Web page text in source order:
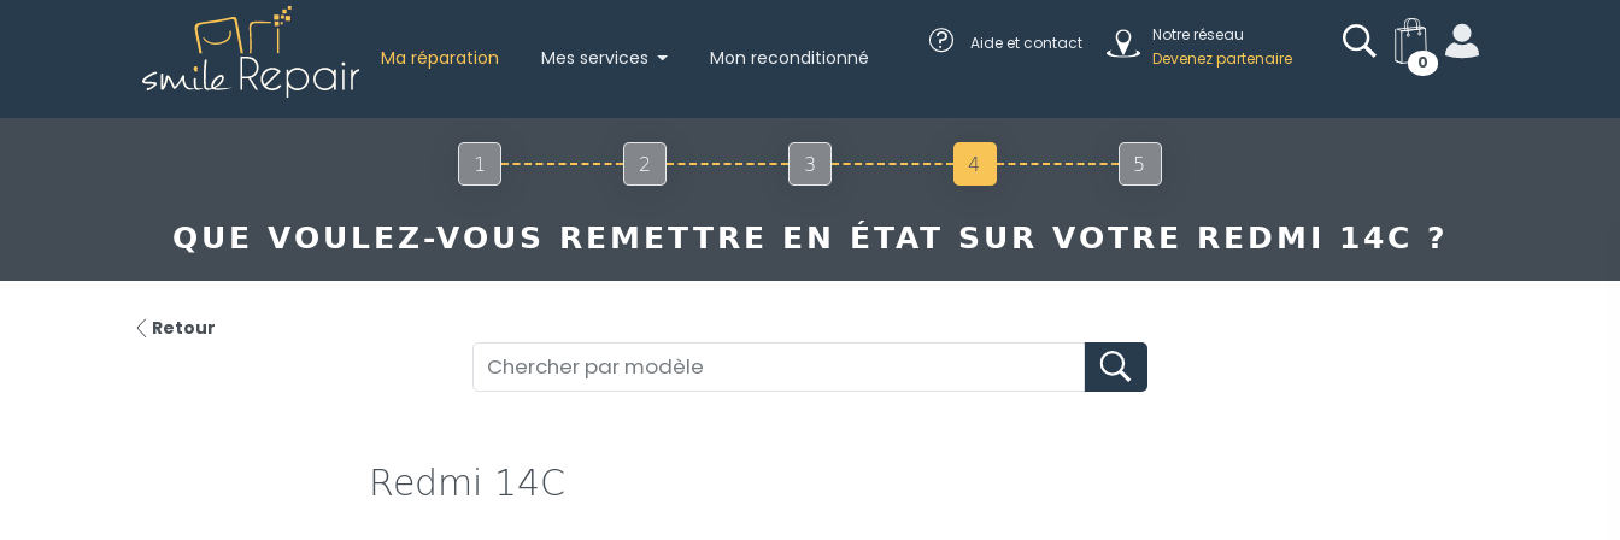
Ma réparation Mes services Mon reconditionné
? Aide et contact
Notre réseau
Devenez partenaire
0
1 2 3 4 5
QUE VOULEZ-VOUS REMETTRE EN ÉTAT SUR VOTRE REDMI 14C ?
Retour
Redmi 14C